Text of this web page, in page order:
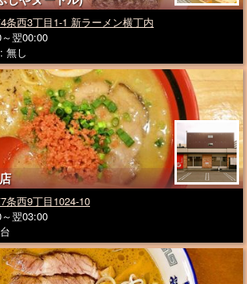
条西3丁目1-1 新ラーメン横丁内
翌00:00
無し
条西9丁目1024-10
翌03:00